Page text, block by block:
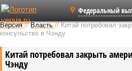
Федеральный
Версия //Власть //Китай потребовал
консульство в Чэнду
Китай потребовал закрыть
Чэнду